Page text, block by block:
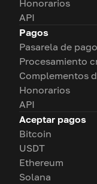
Honorarios
API
Pagos
Pasarela de
Procesamiento
Complementos
Honorarios
API
Aceptar pagos
Bitcoin
USDT
Ethereum
Solana